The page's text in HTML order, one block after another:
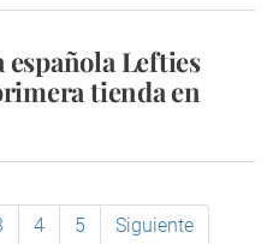
española Lefties
tienda en
4 5 Siguiente